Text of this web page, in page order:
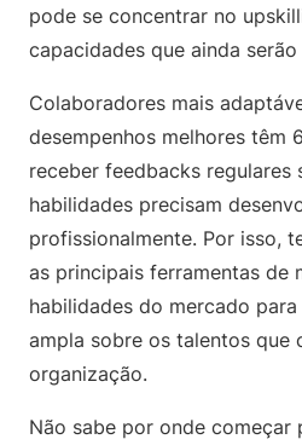
pode se concentrar no
capacidades que ainda serão
Colaboradores mais
desempenhos melhores têm
receber feedbacks regulares
habilidades precisam
profissionalmente. Por isso,
as principais ferramentas de
habilidades do mercado
ampla sobre os talentos que
organização.
Não sabe por onde começar